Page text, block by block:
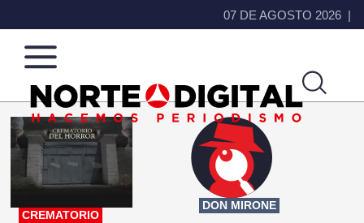
07 DE AGOSTO 2026
Norte
de
Ciudad
Más
que
noticias,
hacemos periodismo
CREMATORIO
DON MIRONE